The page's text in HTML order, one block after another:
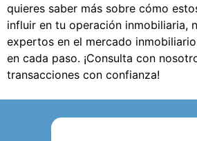
quieres saber más sobre cómo
influir en tu operación inmobiliaria,
expertos en el mercado
en cada paso. ¡Consulta con
transacciones con confianza!